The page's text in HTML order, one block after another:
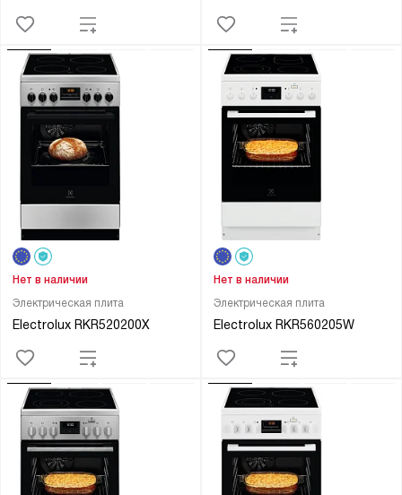
Электрическая плита
Electrolux RKR520200X
Нет в наличии
Электрическая плита
Electrolux RKR560205W
Нет в наличии